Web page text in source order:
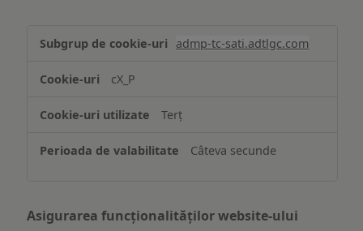
și/sau
informațiilor
pe
dispozitiv
admp-tc-sati.adtlgc.com
cX_P
Terț
Câteva secunde
Asigurarea funcționalităților website-ului